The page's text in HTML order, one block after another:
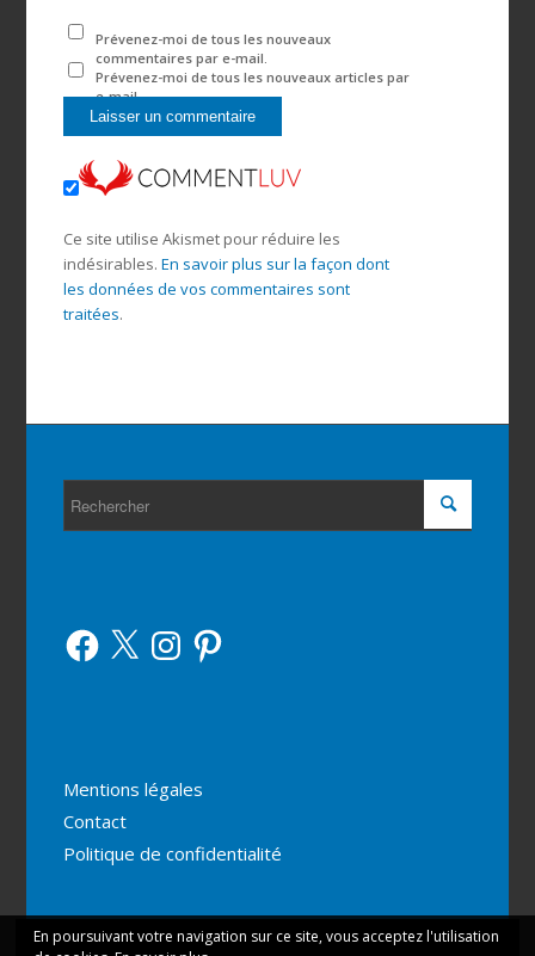
Prévenez-moi de tous les nouveaux
commentaires par e-mail.
Prévenez-moi de tous les nouveaux articles par
e-mail.
Ce site utilise Akismet pour réduire les
indésirables. En savoir plus sur la façon dont
les données de vos commentaires sont
traitées.
Facebook
X InstagramPinterest
Mentions légales
Contact
Politique de confidentialité
Ce site utilise des cookies. En continuant votre navigation
En poursuivant votre navigation sur ce site, vous acceptez l'utilisation